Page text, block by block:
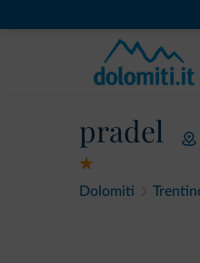
pradel
Dolomiti